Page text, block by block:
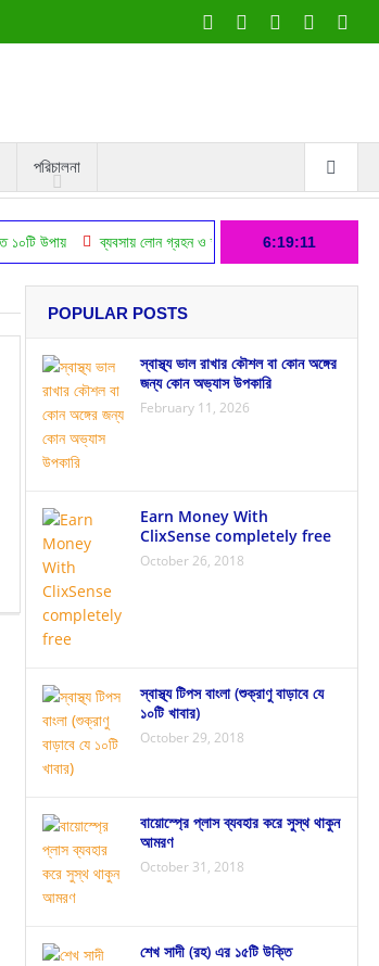
পরিচালনা
ব্যবসায় লোন গ্রহন ও তার লাভ ক্ষতির বিস্তারিত বিবরণ
6:19:11
POPULAR POSTS
স্বাস্থ্য ভাল রাখার কৌশল বা কোন অঙ্গের
জন্য কোন অভ্যাস উপকারি
February 11, 2026
Earn Money With
ClixSense completely free
October 26, 2018
স্বাস্থ্য টিপস বাংলা (শুক্রাণু বাড়াবে যে
১০টি খাবার)
October 29, 2018
বায়োস্প্রে প্লাস ব্যবহার করে সুস্থ থাকুন
আমরণ
October 31, 2018
শেখ সাদী (রহ) এর ১৫টি উক্তি